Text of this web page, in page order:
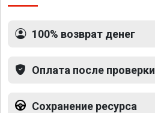
100% возврат денег
Оплата после проверки
Сохранение ресурса